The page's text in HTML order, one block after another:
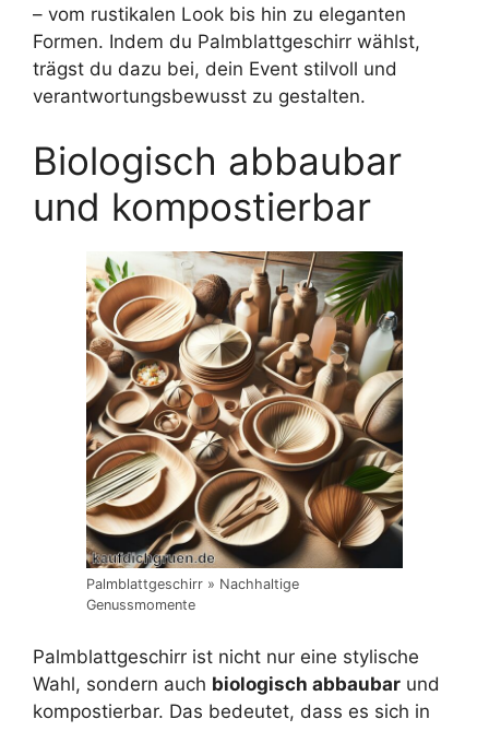
– vom rustikalen Look bis hin zu eleganten
Formen. Indem du Palmblattgeschirr wählst,
trägst du dazu bei, dein Event stilvoll und
verantwortungsbewusst zu gestalten.
Biologisch abbaubar
und kompostierbar
Palmblattgeschirr » Nachhaltige
Genussmomente
Palmblattgeschirr ist nicht nur eine stylische
Wahl, sondern auch biologisch abbaubar und
kompostierbar. Das bedeutet, dass es sich in